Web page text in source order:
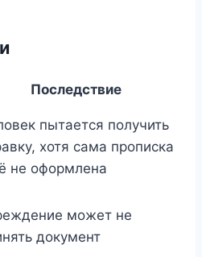
Последствие
пытается получить
хотя сама прописка
не оформлена
может не
документ